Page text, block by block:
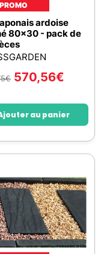
PROMO
ardoise
80x30 - pack de
€ 570,56€
au panier